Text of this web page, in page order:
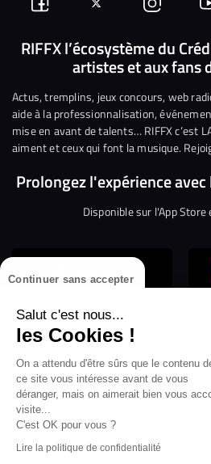
Continuer sans accepter
Salut c'est nous...
les Cookies !
On a attendu d'être sûrs que le contenu
ce site vous intéresse avant de vous
déranger, mais on aimerait bien vous
visite...
C'est OK pour vous ?
Lire la politique de confidentialité
Suivez-
nous
Facebook
Suivez-
nous
sur
Twitter
Nous
sur
RIFFX l’écosystème du
artistes et aux fans
Actus, tremplins, jeux concours, web
aide à la professionnalisation,
mise en avant de talents… RIFFX c’est
aiment et ceux qui font la musique.
Prolongez l'expérience
Disponible sur l'App Store
Confidentialité
Conditions générales d’utilisation
les webradios RIFFX
en exclusivité sur VIBES le titre de la révé